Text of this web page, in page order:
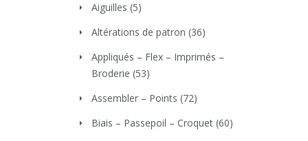
Aiguilles (5)
Altérations de patron (36)
Appliqués – Flex – Imprimés –
Broderie (53)
Assembler – Points (72)
Biais – Passepoil – Croquet (60)